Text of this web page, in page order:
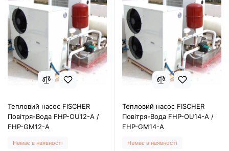
Тепловий насос FISCHER
Повітря-Вода FHP-OU12-A /
FHP-GM12-A
Немає в наявності
Тепловий насос FISCHER
Повітря-Вода FHP-OU14-A /
FHP-GM14-A
Немає в наявності